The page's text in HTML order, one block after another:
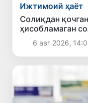
Ижтимоий ҳаёт
Солиқдан
ҳисобламаган
6 авг 2026,